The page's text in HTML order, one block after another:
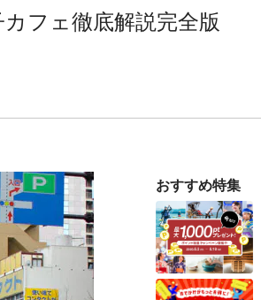
フェ徹底解説完全版
おすすめ特集